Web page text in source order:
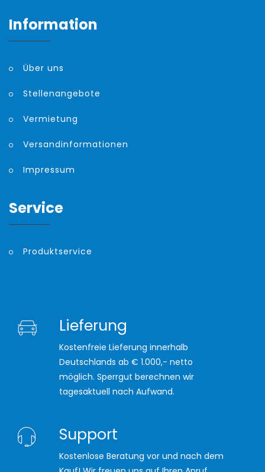
Information
Über uns
Stellenangebote
Vermietung
Versandinformationen
Impressum
Service
Produktservice
Lieferung
Kostenfreie Lieferung innerhalb
Deutschlands ab € 1.000,- netto
möglich. Sperrgut berechnen wir
tagesaktuell nach Aufwand.
Support
Kostenlose Beratung vor und nach dem